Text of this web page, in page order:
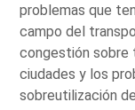
problemas que
campo del
congestión sobre
ciudades y los
sobreutilización